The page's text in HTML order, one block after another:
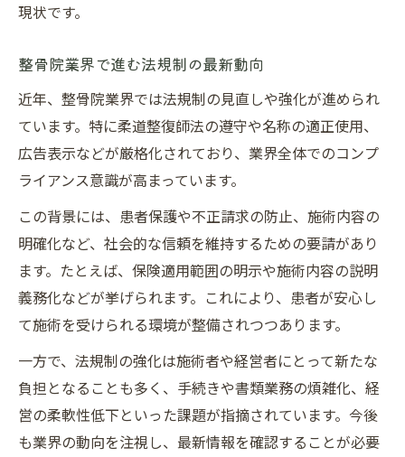
現状です。
整骨院業界で進む法規制の最新動向
近年、整骨院業界では法規制の見直しや強化が進められ
ています。特に柔道整復師法の遵守や名称の適正使用、
広告表示などが厳格化されており、業界全体でのコンプ
ライアンス意識が高まっています。
この背景には、患者保護や不正請求の防止、施術内容の
明確化など、社会的な信頼を維持するための要請があり
ます。たとえば、保険適用範囲の明示や施術内容の説明
義務化などが挙げられます。これにより、患者が安心し
て施術を受けられる環境が整備されつつあります。
一方で、法規制の強化は施術者や経営者にとって新たな
負担となることも多く、手続きや書類業務の煩雑化、経
営の柔軟性低下といった課題が指摘されています。今後
も業界の動向を注視し、最新情報を確認することが必要